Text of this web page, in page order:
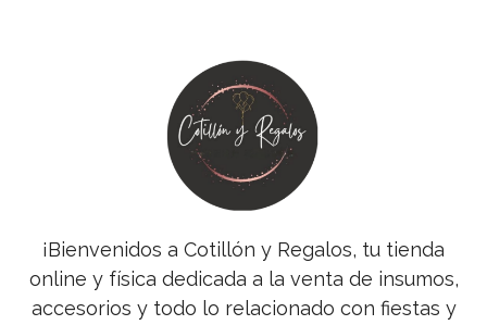
¡Bienvenidos a Cotillón y Regalos, tu tienda
online y física dedicada a la venta de insumos,
accesorios y todo lo relacionado con fiestas y